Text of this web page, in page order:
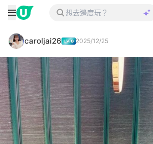
caroljai26 2025/12/25